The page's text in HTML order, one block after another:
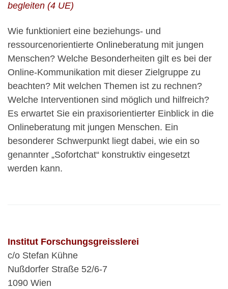
begleiten (4 UE)
Wie funktioniert eine beziehungs- und
ressourcenorientierte Onlineberatung mit jungen
Menschen? Welche Besonderheiten gilt es bei der
Online-Kommunikation mit dieser Zielgruppe zu
beachten? Mit welchen Themen ist zu rechnen?
Welche Interventionen sind möglich und hilfreich?
Es erwartet Sie ein praxisorientierter Einblick in die
Onlineberatung mit jungen Menschen. Ein
besonderer Schwerpunkt liegt dabei, wie ein so
genannter „Sofortchat“ konstruktiv eingesetzt
werden kann.
Institut Forschungsgreisslerei
c/o Stefan Kühne
Nußdorfer Straße 52/6-7
1090 Wien